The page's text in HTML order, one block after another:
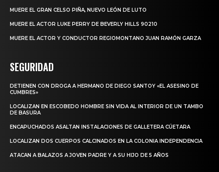
MUERE EL GRAN CELSO PIÑA, NUEVO LEÓN DE LUTO
MUERE EL ACTOR LUKE PERRY DE BEVERLY HILLS 90210
MUERE EL ACTOR Y CONDUCTOR REGIOMONTANO JUAN RAMÓN GARZA
SEGURIDAD
DETIENEN CON DROGA A HERMANO DE DIEGO SANTOY «EL ASESINO DE
CUMBRES»
LOCALIZAN EN ESCOBEDO HOMBRE SIN VIDA AL INTERIOR DE UN TAMBO
DE BASURA
ENCAPUCHADOS ASALTAN INSTALACIONES DE GALLETERA CÚETARA
LOCALIZAN DOS CUERPOS CALCINADOS EN LA COLONIA INDEPENDENCIA
ATACAN A BALAZOS A JOVEN PADRE Y A SU HIJO DE 5 AÑOS